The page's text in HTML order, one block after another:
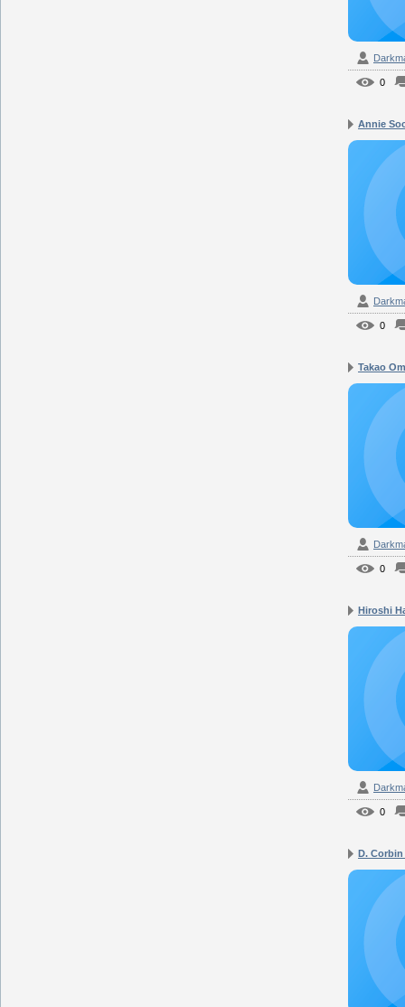
0
Annie
0
Takao
0
Hiroshi
0
D.